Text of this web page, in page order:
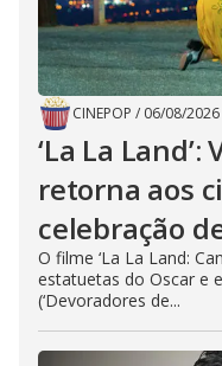
CINEPOP / 06/08/2026
‘La La
retorna aos
celebração
O filme ‘La La Land:
estatuetas do Oscar e
(‘Devoradores de...